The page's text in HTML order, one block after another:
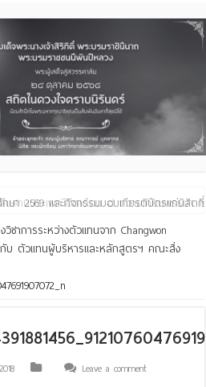
านประเพณีฮีตเดือน ๘ ถวายเทียนพรรษา ๒
ชาการระหว่างตัวแทนจาก Changwon
กับ ตัวแทนผู้บริหารและหลักสูตรฯ คณะสิ่ง
Leave a comment